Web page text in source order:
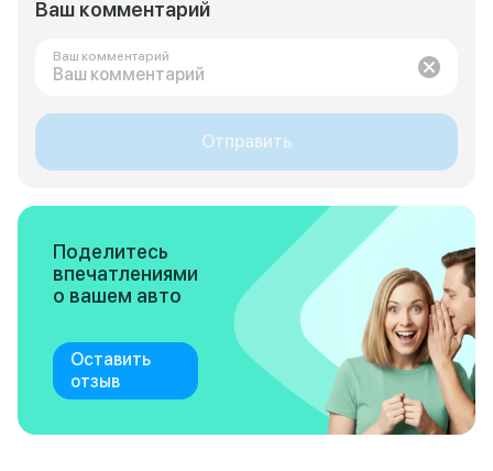
Ваш комментарий
Ваш комментарий
Отправить
Поделитесь
впечатлениями
о вашем авто
Оставить
отзыв